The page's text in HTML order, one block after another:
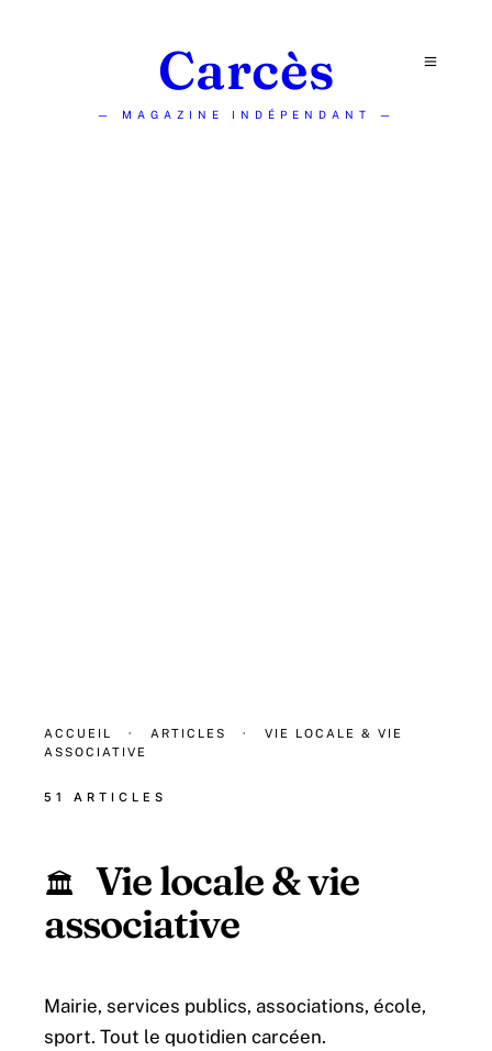
Carcès
— MAGAZINE INDÉPENDANT —
ACCUEIL · ARTICLES ·
VIE LOCALE & VIE
ASSOCIATIVE
51 ARTICLES
🏛️
Vie locale & vie
associative
Mairie, services publics, associations, école,
sport. Tout le quotidien carcéen.